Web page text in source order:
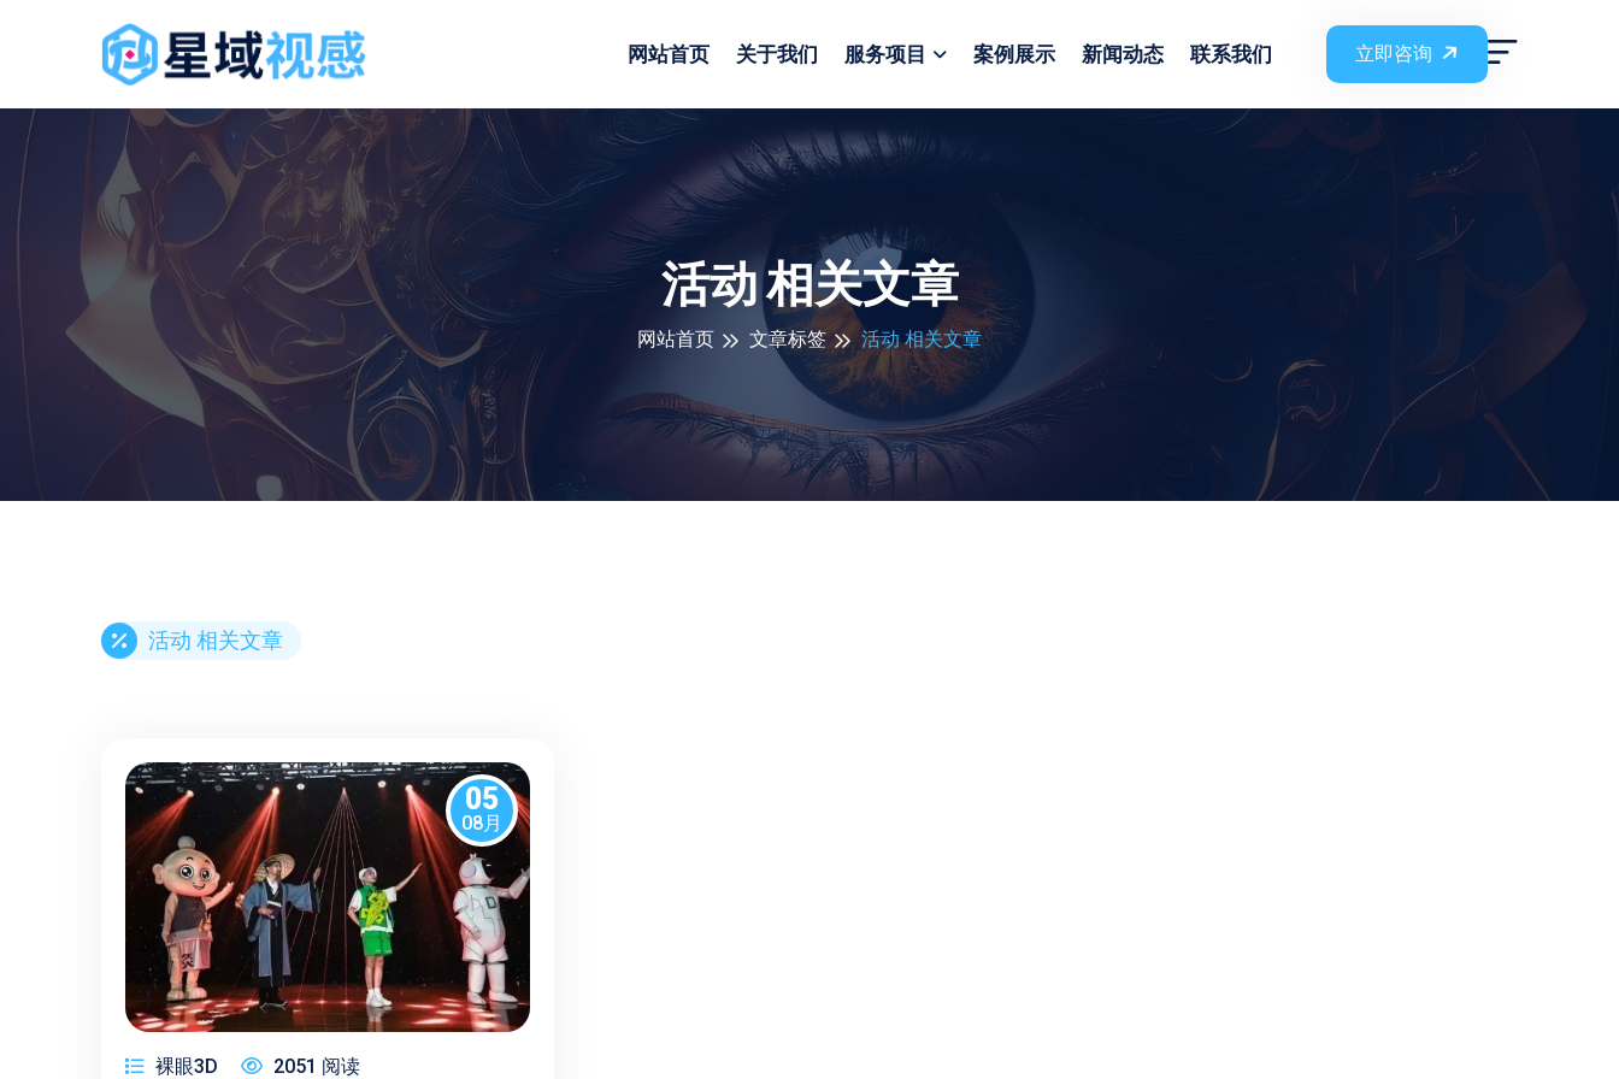
网站首页 关于我们 服务项目 案例展示 新闻动态 联系我们 立即咨询
活动 相关文章
网站首页 文章标签 活动 相关文章
活动 相关文章
05
08月
裸眼3D 2051 阅读